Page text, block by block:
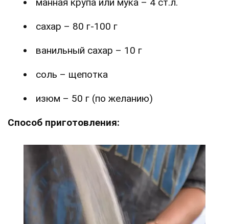
сахар – 80 г-100 г
ванильный сахар – 10 г
соль – щепотка
изюм – 50 г (по желанию)
Способ приготовления: